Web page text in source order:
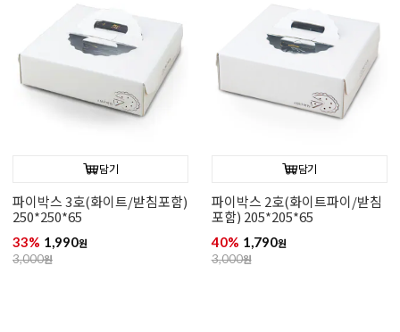
담기
파이박스 3호(화이트/받침포함)
250*250*65
33% 1,990원
3,000원
담기
파이박스 2호(화이트파이/받침
포함) 205*205*65
40% 1,790원
3,000원